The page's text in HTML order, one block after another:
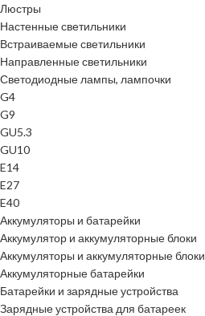
Люстры
Настенные светильники
Встраиваемые светильники
Направленные светильники
Светодиодные лампы, лампочки
G4
G9
GU5.3
GU10
E14
E27
E40
Аккумуляторы и батарейки
Аккумулятор и аккумуляторные блоки
Аккумуляторы и аккумуляторные блоки
Аккумуляторные батарейки
Батарейки и зарядные устройства
Зарядные устройства для батареек